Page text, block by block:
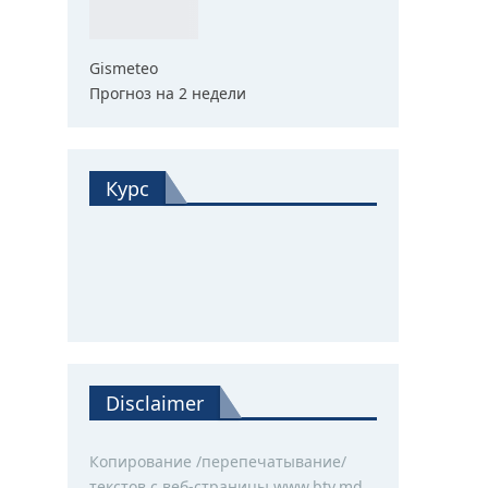
Gismeteo
Прогноз на 2 недели
Курс
Disclaimer
Копирование /перепечатывание/